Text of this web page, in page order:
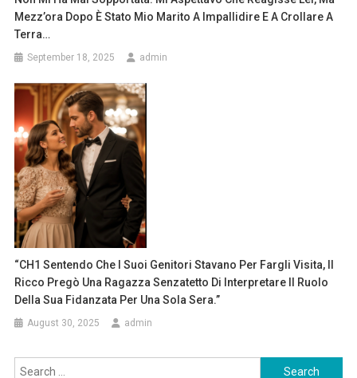
Mezz’ora Dopo È Stato Mio Marito A Impallidire E A Crollare A
Terra…
September 18, 2025 admin
“CH1 Sentendo Che I Suoi Genitori Stavano Per Fargli Visita, Il
Ricco Pregò Una Ragazza Senzatetto Di Interpretare Il Ruolo
Della Sua Fidanzata Per Una Sola Sera.”
August 30, 2025 admin
Search